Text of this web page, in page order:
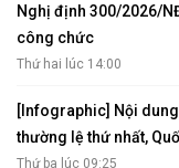
Nghị định 300/2026/
công chức
Thứ hai lúc 14:00
[Infographic] Nội
thường lệ thứ nhất,
Thứ ba lúc 09:25